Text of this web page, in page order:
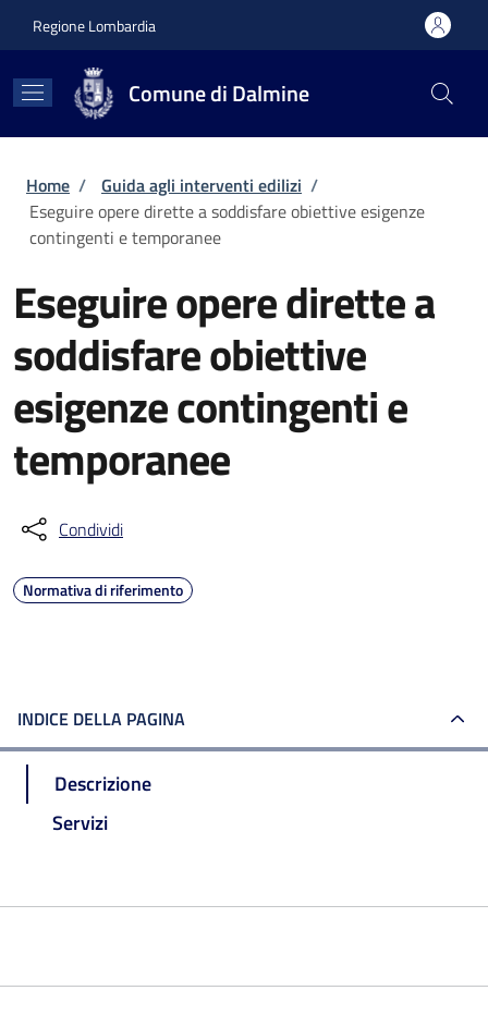
Regione Lombardia
Comune di Dalmine
Briciole di pane
Home / Guida agli interventi edilizi /
Eseguire opere dirette a soddisfare obiettive esigenze
contingenti e temporanee
Eseguire opere dirette a
soddisfare obiettive
esigenze contingenti e
temporanee
Condividi
Normativa di riferimento
INDICE DELLA PAGINA
Descrizione
Servizi